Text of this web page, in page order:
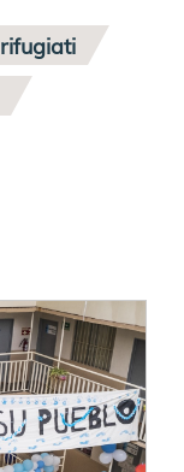
rifugiati